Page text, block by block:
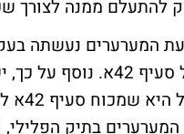
להתעלם ממנה
המערערים נעשתה
כדי למנוע את חלותו
המערערים בתיק